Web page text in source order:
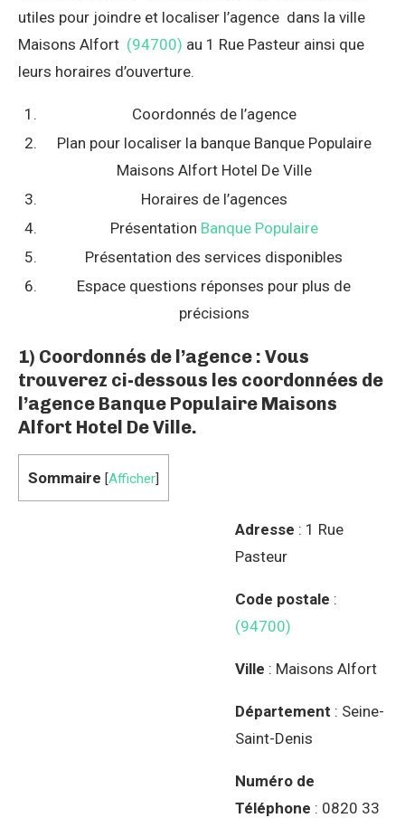
utiles pour joindre et localiser l’agence dans la ville
Maisons Alfort (94700) au 1 Rue Pasteur ainsi que
leurs horaires d’ouverture.
Coordonnés de l’agence
Plan pour localiser la banque Banque Populaire
Maisons Alfort Hotel De Ville
Horaires de l’agences
Présentation Banque Populaire
Présentation des services disponibles
Espace questions réponses pour plus de
précisions
1) Coordonnés de l’agence : Vous
trouverez ci-dessous les coordonnées de
l’agence Banque Populaire Maisons
Alfort Hotel De Ville.
Sommaire [Afficher]
Adresse : 1 Rue
Pasteur
Code postale :
(94700)
Ville : Maisons Alfort
Département : Seine-
Saint-Denis
Numéro de
Téléphone : 0820 33